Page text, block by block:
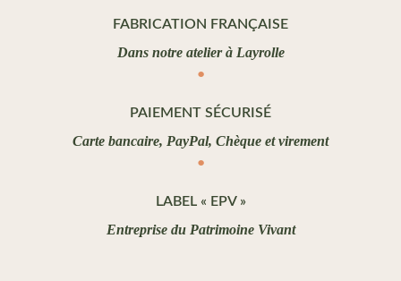
FABRICATION FRANÇAISE
Dans notre atelier à Layrolle
PAIEMENT SÉCURISÉ
Carte bancaire, PayPal, Chèque et virement
LABEL « EPV »
Entreprise du Patrimoine Vivant